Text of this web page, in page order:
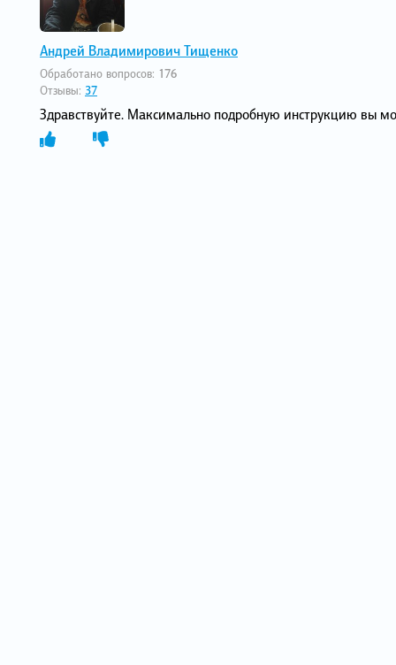
Андрей Владимирович Тищенко
Обработано вопросов: 176
Отзывы: 37
Здравствуйте. Максимально подробную инструкцию вы